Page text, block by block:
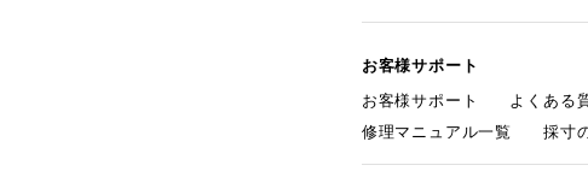
お客様サポート
お客様サポート
よくある
修理マニュアル一覧
採寸